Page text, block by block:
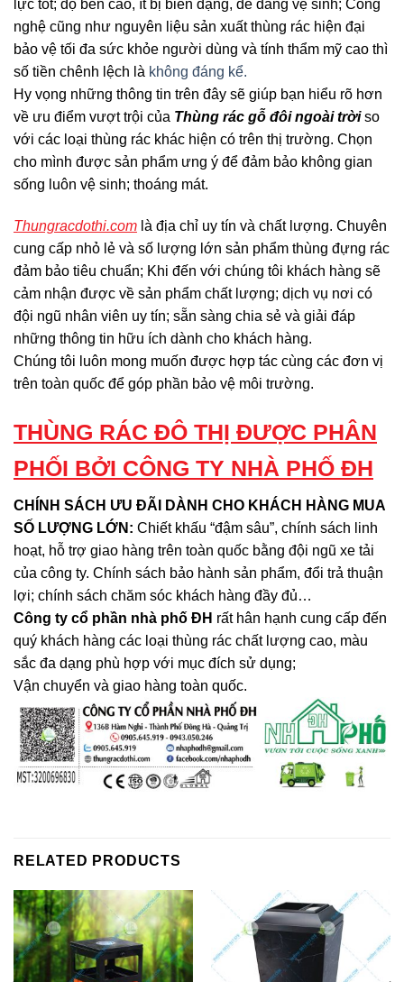
lực tốt; độ bền cao, ít bị biến dạng, dễ dàng vệ sinh; Công
nghệ cũng như nguyên liệu sản xuất thùng rác hiện đại
bảo vệ tối đa sức khỏe người dùng và tính thẩm mỹ cao thì
số tiền chênh lệch là không đáng kể.
Hy vọng những thông tin trên đây sẽ giúp bạn hiểu rõ hơn
về ưu điểm vượt trội của Thùng rác gỗ đôi ngoài trờiso
với các loại thùng rác khác hiện có trên thị trường. Chọn
cho mình được sản phẩm ưng ý để đảm bảo không gian
sống luôn vệ sinh; thoáng mát.
Thungracdothi.com là địa chỉ uy tín và chất lượng. Chuyên
cung cấp nhỏ lẻ và số lượng lớn sản phẩm thùng đựng rác
đảm bảo tiêu chuẩn; Khi đến với chúng tôi khách hàng sẽ
cảm nhận được về sản phẩm chất lượng; dịch vụ nơi có
đội ngũ nhân viên uy tín; sẵn sàng chia sẻ và giải đáp
những thông tin hữu ích dành cho khách hàng.
Chúng tôi luôn mong muốn được hợp tác cùng các đơn vị
trên toàn quốc để góp phần bảo vệ môi trường.
THÙNG RÁC ĐÔ THỊ ĐƯỢC PHÂN
PHỐI BỞI CÔNG TY NHÀ PHỐ ĐH
CHÍNH SÁCH ƯU ĐÃI DÀNH CHO KHÁCH HÀNG MUA
SỐ LƯỢNG LỚN: Chiết khấu “đậm sâu”, chính sách linh
hoạt, hỗ trợ giao hàng trên toàn quốc bằng đội ngũ xe tải
của công ty. Chính sách bảo hành sản phẩm, đổi trả thuận
lợi; chính sách chăm sóc khách hàng đầy đủ…
Công ty cổ phần nhà phố ĐH rất hân hạnh cung cấp đến
quý khách hàng các loại thùng rác chất lượng cao, màu
sắc đa dạng phù hợp với mục đích sử dụng;
Vận chuyển và giao hàng toàn quốc.
RELATED PRODUCTS